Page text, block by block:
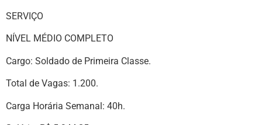
SERVIÇO
NÍVEL MÉDIO COMPLETO
Cargo: Soldado de Primeira Classe.
Total de Vagas: 1.200.
Carga Horária Semanal: 40h.